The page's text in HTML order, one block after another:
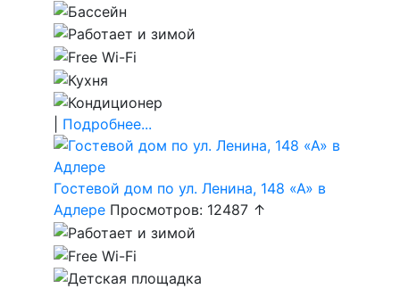
Подробнее...
Гостевой дом по ул. Ленина, 148 «А» в
Адлере Просмотров: 12487 ↑